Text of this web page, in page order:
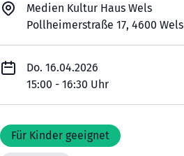
Medien Kultur Haus Wels
Pollheimerstraße 17, 4600 Wels
Do. 16.04.2026
15:00 - 16:30 Uhr
Für Kinder geeignet